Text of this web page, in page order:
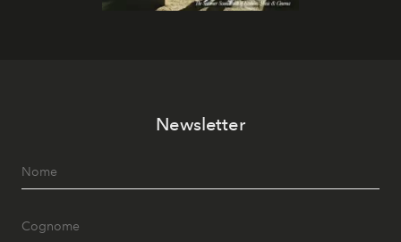
Newsletter